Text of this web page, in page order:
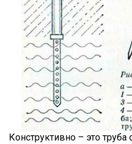
Конструктивно – это